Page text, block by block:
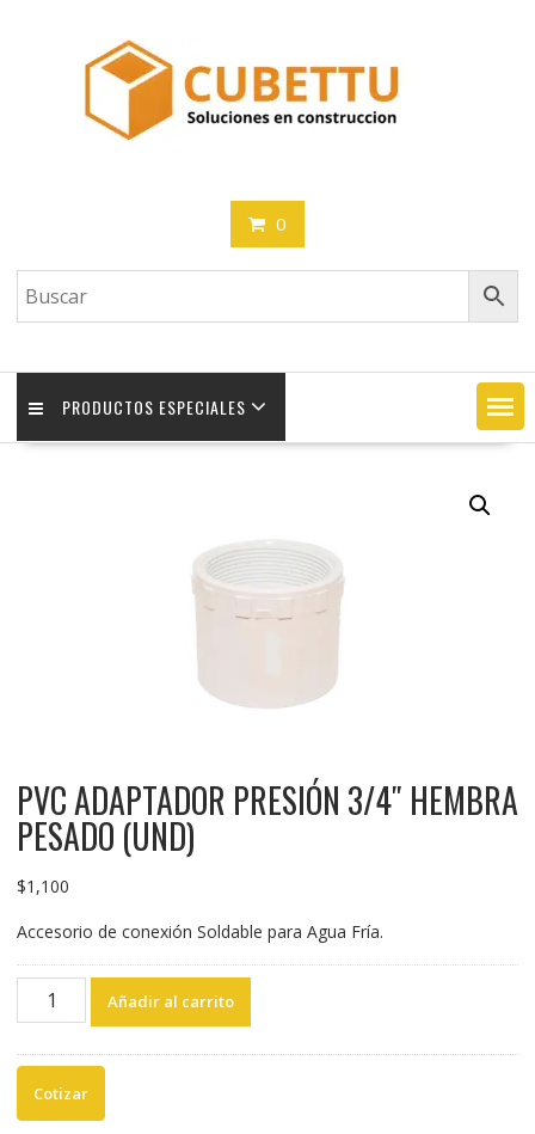
0
PRODUCTOS ESPECIALES
PVC ADAPTADOR PRESIÓN 3/4″ HEMBRA
PESADO (UND)
$1,100
Accesorio de conexión Soldable para Agua Fría.
3/4"
HEMBRA
PESADO
Añadir al carrito